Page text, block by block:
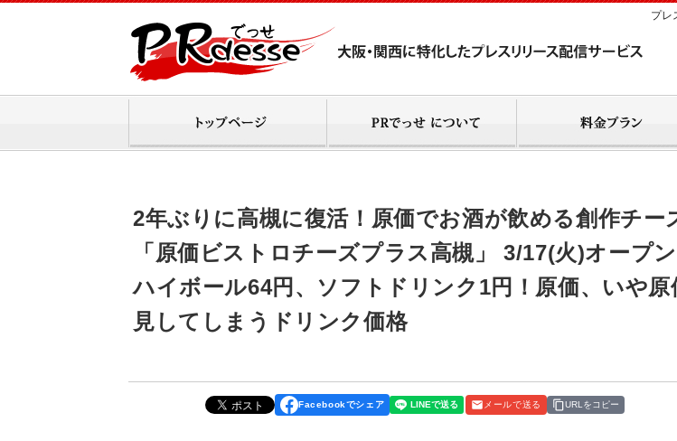
プレ
2年ぶりに高槻に復活！原価でお酒が飲める創作チー
「原価ビストロチーズプラス高槻」 3/17(火)オープン
ハイボール64円、ソフトドリンク1円！原価、いや原
見してしまうドリンク価格
Facebookでシェア メールで送る URLをコピー